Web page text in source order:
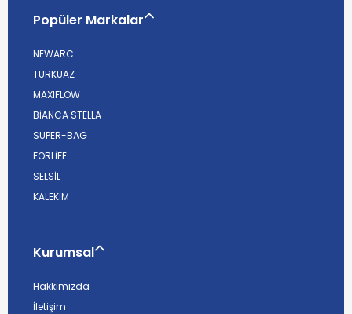
Popüler Markalar
NEWARC
TURKUAZ
MAXIFLOW
BİANCA STELLA
SUPER-BAG
FORLİFE
SELSİL
KALEKİM
Kurumsal
Hakkımızda
İletişim